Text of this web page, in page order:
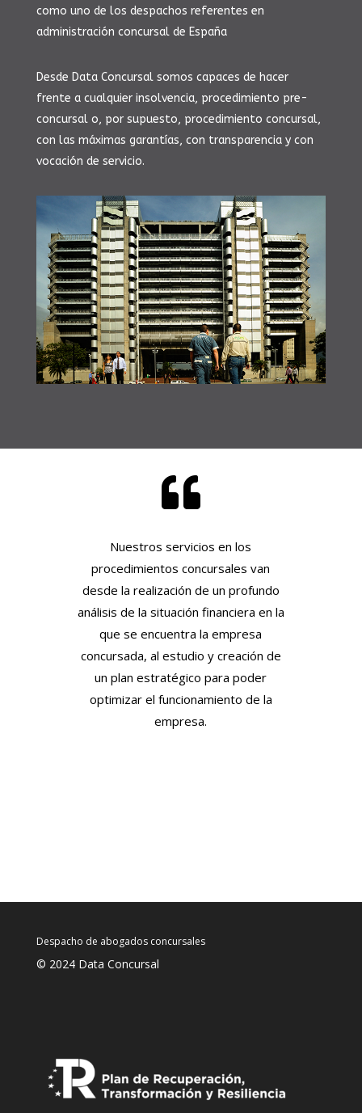
como uno de los despachos referentes en
administración concursal de España
Desde Data Concursal somos capaces de hacer
frente a cualquier insolvencia, procedimiento pre-
concursal o, por supuesto, procedimiento concursal,
con las máximas garantías, con transparencia y con
vocación de servicio.

Nuestros servicios en los
procedimientos concursales van
desde la realización de un profundo
análisis de la situación financiera en la
que se encuentra la empresa
concursada, al estudio y creación de
un plan estratégico para poder
optimizar el funcionamiento de la
empresa.
Despacho de abogados concursales
© 2024 Data Concursal